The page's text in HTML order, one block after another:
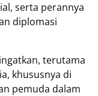
serta perannya
diplomasi
terutama
khususnya di
pemuda dalam